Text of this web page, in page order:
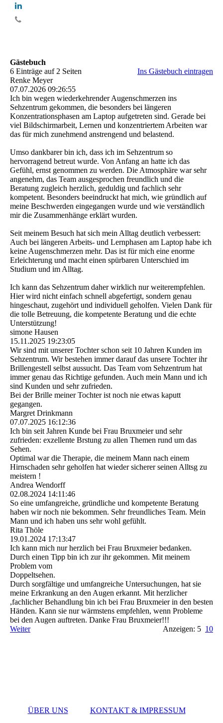
Gästebuch
6 Einträge auf 2 Seiten
Ins Gästebuch eintragen
Renke Meyer
07.07.2026 09:26:55
Ich bin wegen wiederkehrender Augenschmerzen ins
Sehzentrum gekommen, die besonders bei längeren
Konzentrationsphasen am Laptop aufgetreten sind. Gerade bei
viel Bildschirmarbeit, Lernen und konzentriertem Arbeiten war
das für mich zunehmend anstrengend und belastend.
Umso dankbarer bin ich, dass ich im Sehzentrum so
hervorragend betreut wurde. Von Anfang an hatte ich das
Gefühl, ernst genommen zu werden. Die Atmosphäre war sehr
angenehm, das Team ausgesprochen freundlich und die
Beratung zugleich herzlich, geduldig und fachlich sehr
kompetent. Besonders beeindruckt hat mich, wie gründlich auf
meine Beschwerden eingegangen wurde und wie verständlich
mir die Zusammenhänge erklärt wurden.
Seit meinem Besuch hat sich mein Alltag deutlich verbessert:
Auch bei längeren Arbeits- und Lernphasen am Laptop habe ich
keine Augenschmerzen mehr. Das ist für mich eine enorme
Erleichterung und macht einen spürbaren Unterschied im
Studium und im Alltag.
Ich kann das Sehzentrum daher wirklich nur weiterempfehlen.
Hier wird nicht einfach schnell abgefertigt, sondern genau
hingeschaut, zugehört und individuell geholfen. Vielen Dank für
die tolle Betreuung, die kompetente Beratung und die echte
Unterstützung!
simone Hausen
15.11.2025 19:23:05
Wir sind mit unserer Tochter schon seit 10 Jahren Kunden im
Sehzentrum. Wir bestehen immer darauf das unsere Tochter ihr
Brillengestell selbst aussucht. Das Team vom Sehzentrum hat
immer genau das Richtige gefunden. Auch mein Mann und ich
sind Kunden und sehr zufrieden.
Bei der Brille meiner Tochter ist noch nie etwas kaputt
gegangen.
Margret Drinkmann
07.07.2025 16:12:36
Ich bin seit Jahren Kunde bei Frau Bruxmeier und sehr
zufrieden: exzellente Brstung zu allen Themen rund um das
Sehen.
Optimal war die Therapie, die meinem Mann nach einem
Hirnschaden sehr geholfen hat wieder sicherer seinen Alltsg zu
meistern !
Andrea Wendorff
02.08.2024 14:11:46
So eine umfangreiche, gründliche und kompetente Beratung
haben wir noch nie bekommen. Sehr freundliches Team. Mein
Mann und ich haben uns sehr wohl gefühlt.
Rita Thöle
19.01.2024 17:13:47
Ich kann mich nur herzlich bei Frau Bruxmeier bedanken.
Durch einen Tipp bin ich zur ihr gekommen. Mit meinem
Problem vom
Doppeltsehen.
Durch sorgfältige und umfangreiche Untersuchungen, hat sie
meine Erkrankung an den Augen erkannt. Mit herzlicher
,fachlicher Behandlung bin ich bei Frau Bruxmeier in den besten
Händen. Kann sie nur wärmstens empfehlen, wenn Probleme
bei den Augen auftreten. Danke Frau Bruxmeier!!!
Weiter
Anzeigen: 5 10
ÜBER UNS KONTAKT & IMPRESSUM